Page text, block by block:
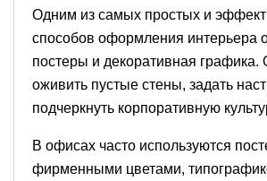
Одним из самых простых и
способов оформления интерьера
постеры и декоративная графика.
оживить пустые стены, задать
подчеркнуть корпоративную
В офисах часто используются
фирменными цветами,